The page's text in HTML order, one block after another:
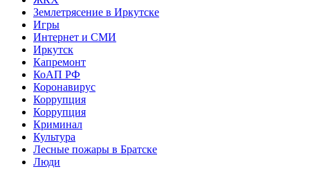
Землетрясение в Иркутске
Игры
Интернет и СМИ
Иркутск
Капремонт
КоАП РФ
Коронавирус
Коррупция
Коррупция
Криминал
Культура
Лесные пожары в Братске
Люди